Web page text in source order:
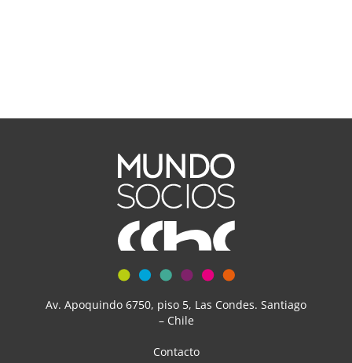
Av. Apoquindo 6750, piso 5, Las Condes. Santiago
– Chile
Contacto